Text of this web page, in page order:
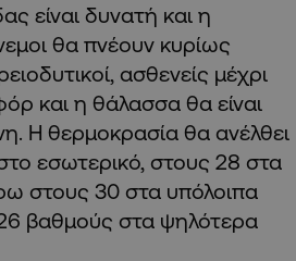
είναι δυνατή και η
θα πνέουν κυρίως
ασθενείς μέχρι
και η θάλασσα θα είναι
Η θερμοκρασία θα ανέλθει
εσωτερικό, στους 28 στα
στους 30 στα υπόλοιπα
βαθμούς στα ψηλότερα